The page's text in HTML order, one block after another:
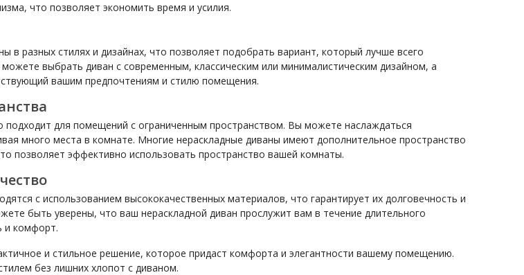
что позволяет экономить время и усилия.
в разных стилях и дизайнах, что позволяет подобрать вариант, который лучше всего
выбрать диван с современным, классическим или минималистическим дизайном, а
вашим предпочтениям и стилю помещения.
подходит для помещений с ограниченным пространством. Вы можете наслаждаться
много места в комнате. Многие нераскладные диваны имеют дополнительное пространство
позволяет эффективно использовать пространство вашей комнаты.
с использованием высококачественных материалов, что гарантирует их долговечность и
быть уверены, что ваш нераскладной диван прослужит вам в течение длительного
и комфорт.
и стильное решение, которое придаст комфорта и элегантности вашему помещению.
без лишних хлопот с диваном.